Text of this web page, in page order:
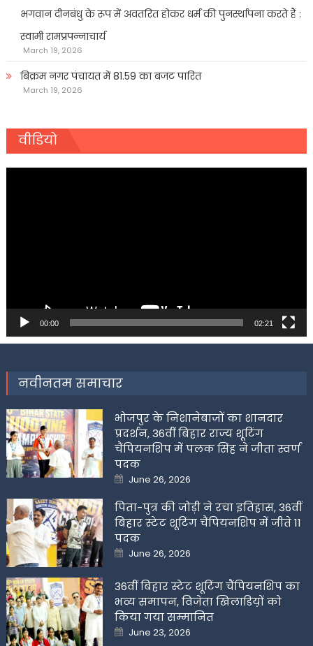
भगवान दीनबंधु के रूप में अवतरित होकर धर्म की पुनर्स्थापना करते हैं :
स्वामी रामप्रपन्नाचार्य
March 19, 2026
बिक्रम नगर पंचायत में 81.59 का बजट पारित
March 19, 2026
वीडियो
00:00 02:21
नवीनतम समाचार
भोजपुर के निशानेबाजों का शानदार
प्रदर्शन, 36वीं बिहार राज्य शूटिंग
चैंपियनशिप में पलक सिंह ने जीता स्वर्ण
पदक
Posted
on
June 26, 2026
पिता-पुत्र की जोड़ी ने रचा इतिहास, 36वीं
बिहार स्टेट शूटिंग चैंपियनशिप में जीते 11
पदक
Posted
on
June 26, 2026
36वीं बिहार स्टेट शूटिंग चैंपियनशिप का
भव्य समापन, विजेता खिलाडिय़ों को
किया गया सम्मानित
Posted
on
June 23, 2026